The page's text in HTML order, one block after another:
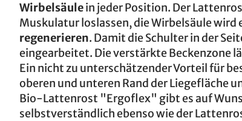
Wirbelsäulein jeder Position. Der
Muskulatur loslassen, die Wirbelsäule
regenerieren. Damit die Schulter in der
eingearbeitet. Die verstärkte Beckenzone
Ein nicht zu unterschätzender Vorteil für
oberen und unteren Rand der Liegefläche
Bio-Lattenrost "Ergoflex" gibt es auf
selbstverständlich ebenso wie der